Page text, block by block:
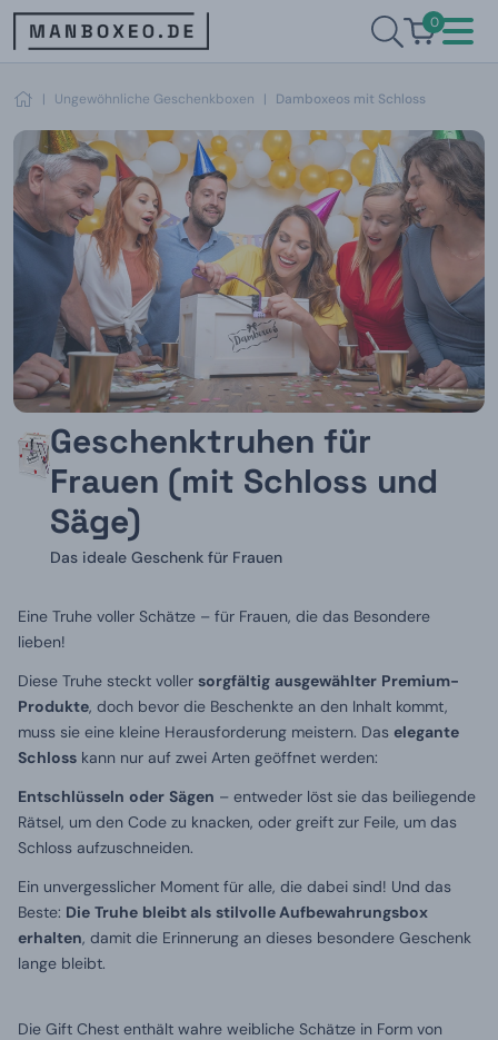
0
| Ungewöhnliche Geschenkboxen | Damboxeos mit Schloss
Geschenktruhen für
Frauen (mit Schloss und
Säge)
Das ideale Geschenk für Frauen
Eine Truhe voller Schätze – für Frauen, die das Besondere
lieben!
Diese Truhe steckt voller sorgfältig ausgewählter Premium-
Produkte, doch bevor die Beschenkte an den Inhalt kommt,
muss sie eine kleine Herausforderung meistern. Das elegante
Schloss kann nur auf zwei Arten geöffnet werden:
Entschlüsseln oder Sägen – entweder löst sie das beiliegende
Rätsel, um den Code zu knacken, oder greift zur Feile, um das
Schloss aufzuschneiden.
Ein unvergesslicher Moment für alle, die dabei sind! Und das
Beste: Die Truhe bleibt als stilvolle Aufbewahrungsbox
erhalten, damit die Erinnerung an dieses besondere Geschenk
lange bleibt.
Die Gift Chest enthält wahre weibliche Schätze in Form von